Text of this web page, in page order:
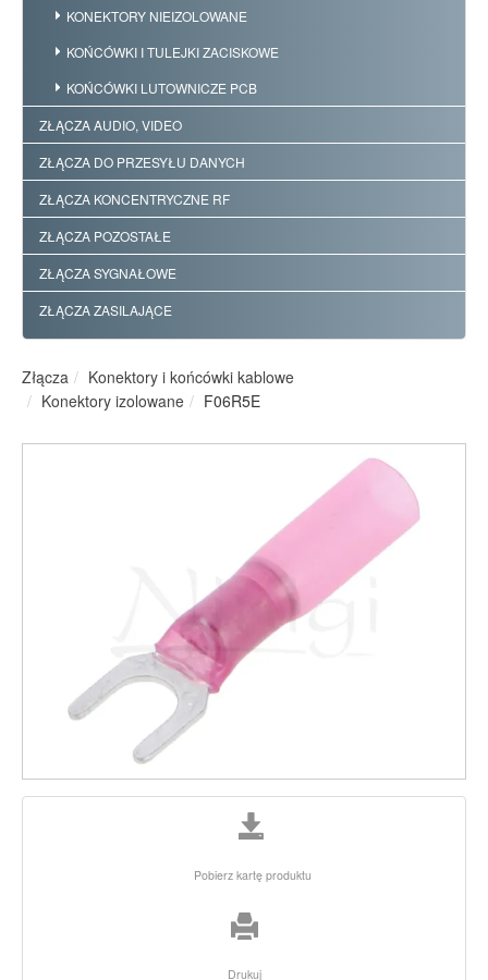
KONEKTORY NIEIZOLOWANE
KOŃCÓWKI I TULEJKI ZACISKOWE
KOŃCÓWKI LUTOWNICZE PCB
ZŁĄCZA AUDIO, VIDEO
ZŁĄCZA DO PRZESYŁU DANYCH
ZŁĄCZA KONCENTRYCZNE RF
ZŁĄCZA POZOSTAŁE
ZŁĄCZA SYGNAŁOWE
ZŁĄCZA ZASILAJĄCE
Złącza
Konektory i końcówki kablowe
Konektory izolowane
F06R5E
Pobierz kartę produktu
Drukuj